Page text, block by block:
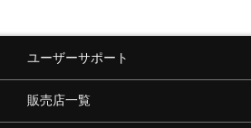
ユーザーサポート
販売店一覧